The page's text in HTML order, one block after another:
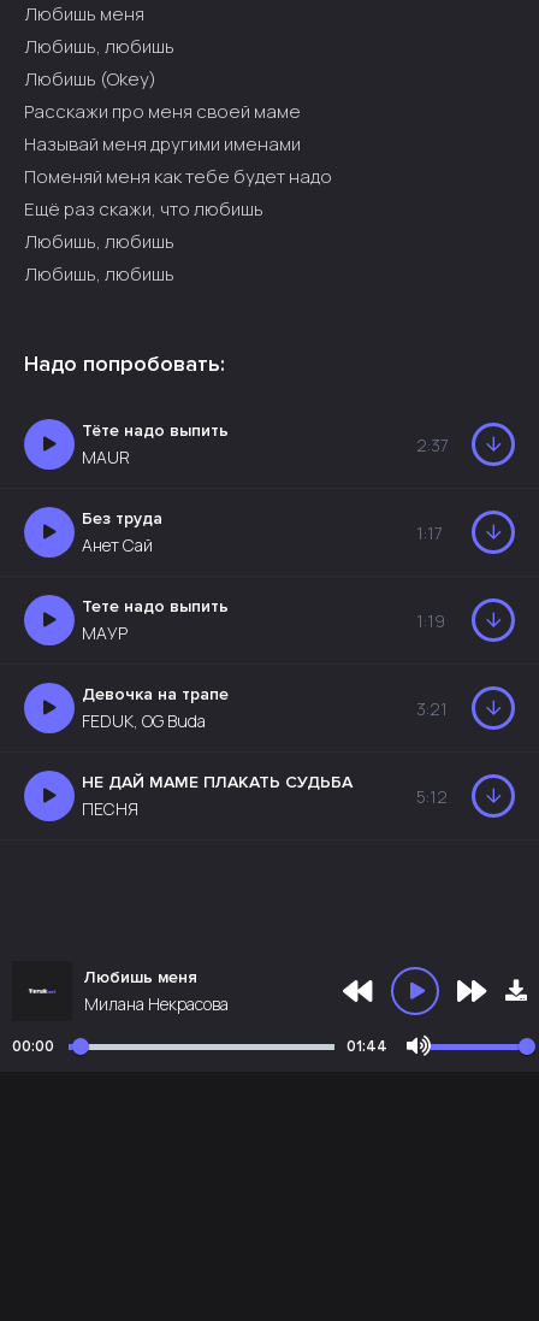
Любишь меня
Любишь, любишь
Любишь (Okey)
Расскажи про меня своей маме
Называй меня другими именами
Поменяй меня как тебе будет надо
Ещё раз скажи, что любишь
Любишь, любишь
Любишь, любишь
Надо попробовать:
Тёте надо выпить
MAUR
2:37
Без труда
Анет Сай
1:17
Тете надо выпить
МАУР
1:19
Девочка на трапе
FEDUK, OG Buda
3:21
НЕ ДАЙ МАМЕ ПЛАКАТЬ СУДЬБА
ПЕСНЯ
5:12
Любишь меня
Милана Некрасова
00:00 01:44